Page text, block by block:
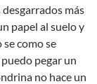
más
papel al suelo y
se como se
pegar un
no hace un